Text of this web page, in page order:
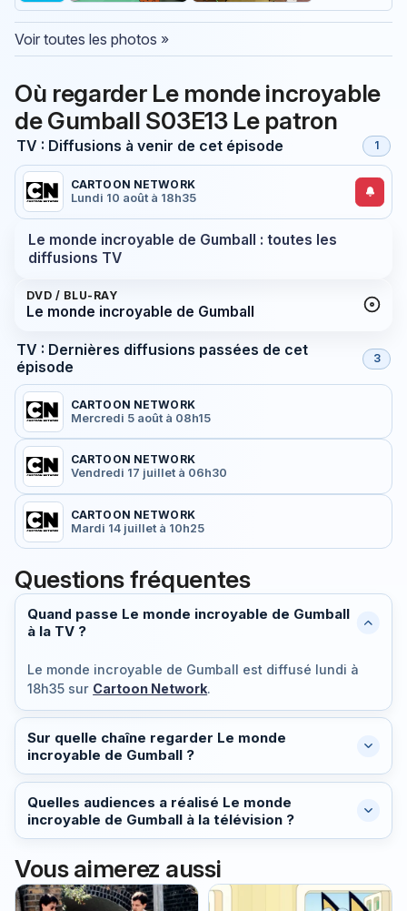
Voir toutes les photos »
Où regarder Le monde incroyable
de Gumball S03E13 Le patron
TV : Diffusions à venir de cet épisode 1
CARTOON NETWORK
Lundi 10 août à 18h35
Le monde incroyable de Gumball : toutes les
diffusions TV
DVD / BLU-RAY
Le monde incroyable de Gumball
TV : Dernières diffusions passées de cet
épisode
3
CARTOON NETWORK
Mercredi 5 août à 08h15
CARTOON NETWORK
Vendredi 17 juillet à 06h30
CARTOON NETWORK
Mardi 14 juillet à 10h25
Questions fréquentes
Quand passe Le monde incroyable de Gumball
à la TV ?
Le monde incroyable de Gumball est diffusé lundi à
18h35 sur Cartoon Network.
Sur quelle chaîne regarder Le monde
incroyable de Gumball ?
Quelles audiences a réalisé Le monde
incroyable de Gumball à la télévision ?
Vous aimerez aussi